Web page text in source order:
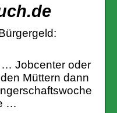
… Jobcenter oder
Müttern dann
…